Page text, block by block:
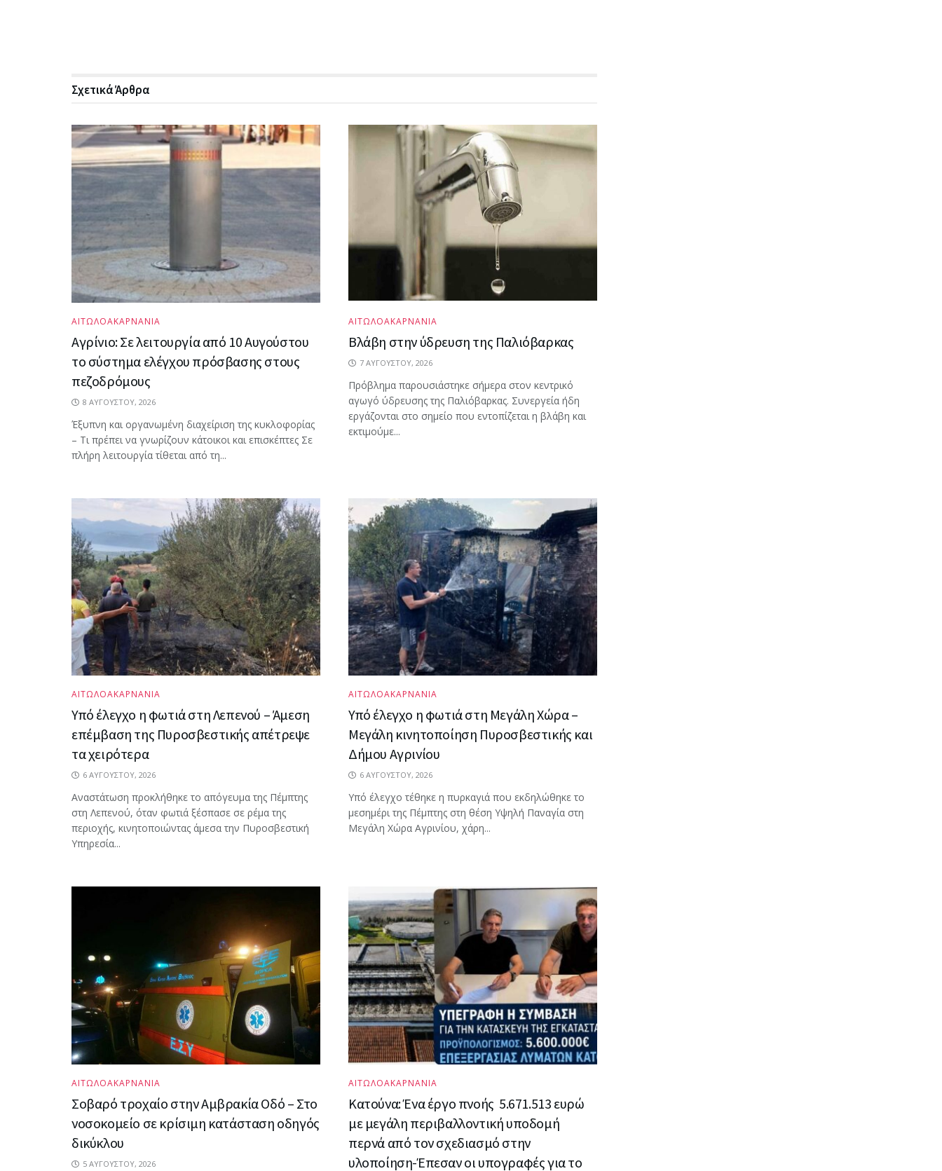
ΣχετικάΆρθρα
ΑΙΤΩΛΟΑΚΑΡΝΑΝΙΑ
Αγρίνιο: Σε λειτουργία από 10 Αυγούστου
το σύστημα ελέγχου πρόσβασης στους
πεζοδρόμους
8 ΑΥΓΟΎΣΤΟΥ, 2026
Έξυπνη και οργανωμένη διαχείριση της κυκλοφορίας
– Τι πρέπει να γνωρίζουν κάτοικοι και επισκέπτες Σε
πλήρη λειτουργία τίθεται από τη...
ΑΙΤΩΛΟΑΚΑΡΝΑΝΙΑ
Βλάβη στην ύδρευση της Παλιόβαρκας
7 ΑΥΓΟΎΣΤΟΥ, 2026
Πρόβλημα παρουσιάστηκε σήμερα στον κεντρικό
αγωγό ύδρευσης της Παλιόβαρκας. Συνεργεία ήδη
εργάζονται στο σημείο που εντοπίζεται η βλάβη και
εκτιμούμε...
ΑΙΤΩΛΟΑΚΑΡΝΑΝΙΑ
Υπό έλεγχο η φωτιά στη Λεπενού – Άμεση
επέμβαση της Πυροσβεστικής απέτρεψε
τα χειρότερα
6 ΑΥΓΟΎΣΤΟΥ, 2026
Αναστάτωση προκλήθηκε το απόγευμα της Πέμπτης
στη Λεπενού, όταν φωτιά ξέσπασε σε ρέμα της
περιοχής, κινητοποιώντας άμεσα την Πυροσβεστική
Υπηρεσία...
ΑΙΤΩΛΟΑΚΑΡΝΑΝΙΑ
Υπό έλεγχο η φωτιά στη Μεγάλη Χώρα –
Μεγάλη κινητοποίηση Πυροσβεστικής και
Δήμου Αγρινίου
6 ΑΥΓΟΎΣΤΟΥ, 2026
Υπό έλεγχο τέθηκε η πυρκαγιά που εκδηλώθηκε το
μεσημέρι της Πέμπτης στη θέση Υψηλή Παναγία στη
Μεγάλη Χώρα Αγρινίου, χάρη...
ΑΙΤΩΛΟΑΚΑΡΝΑΝΙΑ
Σοβαρό τροχαίο στην Αμβρακία Οδό – Στο
νοσοκομείο σε κρίσιμη κατάσταση οδηγός
δικύκλου
5 ΑΥΓΟΎΣΤΟΥ, 2026
ΑΙΤΩΛΟΑΚΑΡΝΑΝΙΑ
Κατούνα: Ένα έργο πνοής 5.671.513 ευρώ
με μεγάλη περιβαλλοντική υποδομή
περνά από τον σχεδιασμό στην
υλοποίηση-Έπεσαν οι υπογραφές για το